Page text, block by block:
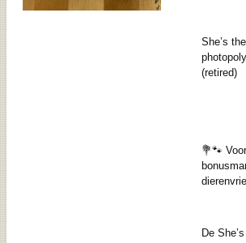
She’s
(retired)
💐🐾
De